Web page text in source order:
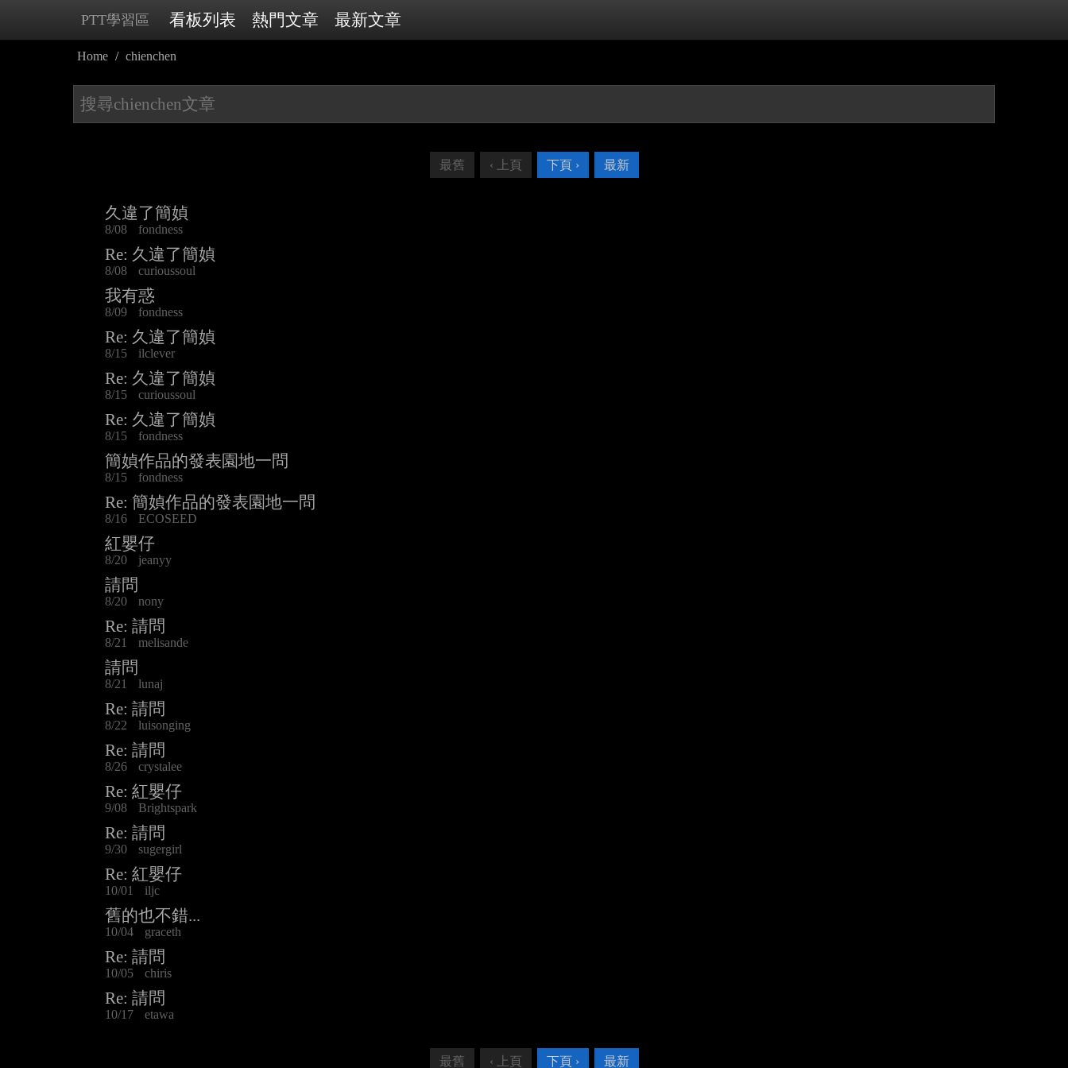
PTT學習區 看板列表 熱門文章 最新文章
Home chienchen
最舊 ‹ 上頁 下頁 › 最新
久違了簡媜
8/08 fondness
Re: 久違了簡媜
8/08 curioussoul
我有惑
8/09 fondness
Re: 久違了簡媜
8/15 ilclever
Re: 久違了簡媜
8/15 curioussoul
Re: 久違了簡媜
8/15 fondness
簡媜作品的發表園地一問
8/15 fondness
Re: 簡媜作品的發表園地一問
8/16 ECOSEED
紅嬰仔
8/20 jeanyy
請問
8/20 nony
Re: 請問
8/21 melisande
請問
8/21 lunaj
Re: 請問
8/22 luisonging
Re: 請問
8/26 crystalee
Re: 紅嬰仔
9/08 Brightspark
Re: 請問
9/30 sugergirl
Re: 紅嬰仔
10/01 iljc
舊的也不錯...
10/04 graceth
Re: 請問
10/05 chiris
Re: 請問
10/17 etawa
最舊 ‹ 上頁 下頁 › 最新